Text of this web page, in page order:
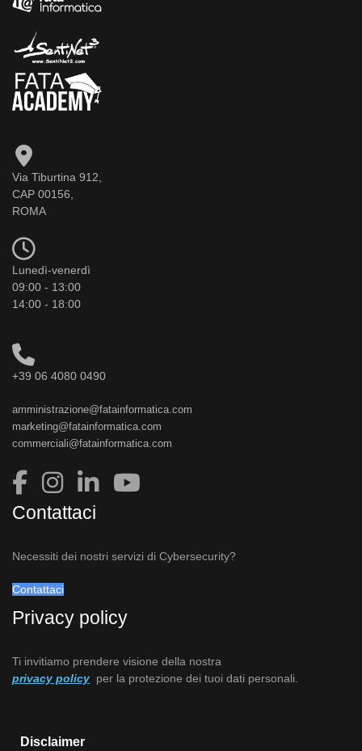
Via Tiburtina 912,
CAP 00156,
ROMA
Lunedì-venerdì
09:00 - 13:00
14:00 - 18:00
+39 06 4080 0490
amministrazione@fatainformatica.com
marketing@fatainformatica.com
commerciali@fatainformatica.com
Contattaci
Necessiti dei nostri servizi di Cybersecurity?
Contattaci
Privacy policy
Ti invitiamo prendere visione della nostra
privacy policy per la protezione dei tuoi dati personali.
Disclaimer